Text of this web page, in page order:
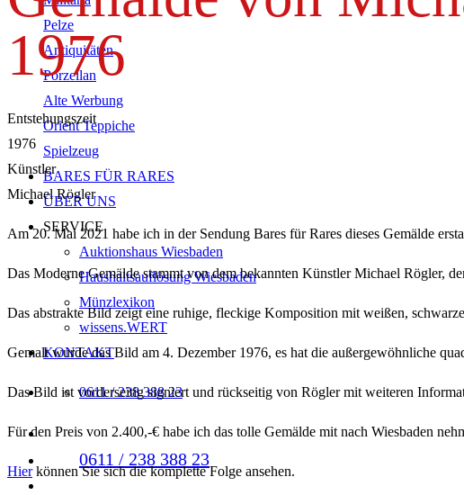
Pelze
Antiquitäten
Porzellan
Alte Werbung
Orient Teppiche
Spielzeug
BARES FÜR RARES
ÜBER UNS
SERVICE
Auktionshaus Wiesbaden
Haushaltsauflösung Wiesbaden
Münzlexikon
wissens.WERT
KONTAKT
0611 / 238 388 23
0611 / 238 388 23
1976
Entstehungszeit
1976
Künstler
Michael Rögler
Am 20. Mai 2021 habe ich in der Sendung Bares für Rares dieses Gemälde
Das Moderne Gemälde stammt von dem bekannten Künstler Michael Rögler,
Das abstrakte Bild zeigt eine ruhige, fleckige Komposition mit weißen,
Gemalt wurde das Bild am 4. Dezember 1976, es hat die außergewöhnliche
Das Bild ist vorderseitig signiert und rückseitig von Rögler mit weiteren
Für den Preis von 2.400,-€ habe ich das tolle Gemälde mit nach Wiesbaden
Hierkönnen Sie sich die komplette Folge ansehen.